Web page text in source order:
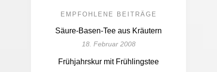
EMPFOHLENE BEITRÄGE
Säure-Basen-Tee aus Kräutern
18. Februar 2008
Frühjahrskur mit Frühlingstee